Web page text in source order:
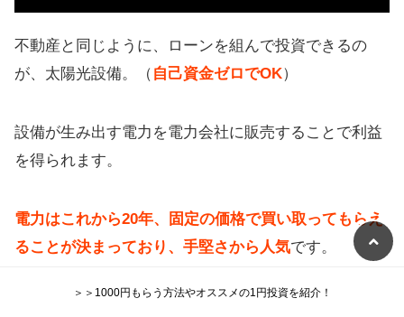
不動産と同じように、ローンを組んで投資できるの
が、太陽光設備。（ 自己資金ゼロでOK）
設備が生み出す電力を電力会社に販売することで利益
を得られます。
電力はこれから20年、固定の価格で買い取ってもらえ
ることが決まっており、手堅さから人気です。
＞＞1000円もらう方法やオススメの1円投資を紹介！